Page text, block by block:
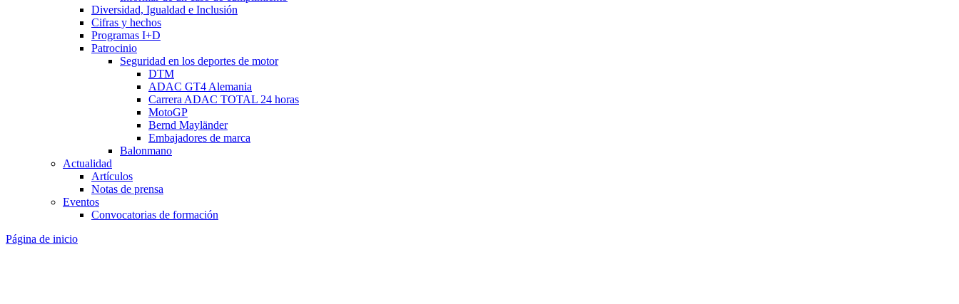
Diversidad, Igualdad e Inclusión
Cifras y hechos
Programas I+D
Patrocinio
Seguridad en los deportes de motor
DTM
ADAC GT4 Alemania
Carrera ADAC TOTAL 24 horas
MotoGP
Bernd Mayländer
Embajadores de marca
Balonmano
Actualidad
Artículos
Notas de prensa
Eventos
Convocatorias de formación
Página de inicio